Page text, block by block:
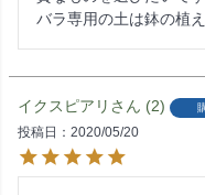
バラ専用の土は鉢の植
イクスピアリ 2
投稿日
2020/05/20